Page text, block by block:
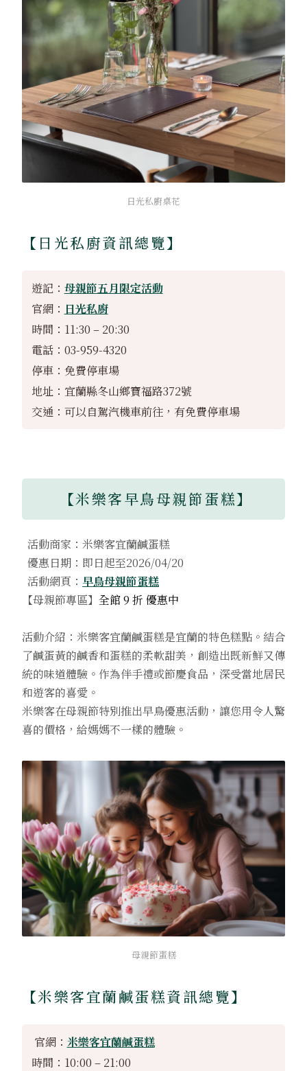
日光私廚桌花
【日光私廚資訊總覽】
遊記： 母親節五月限定活動
官網： 日光私廚
時間：11:30 – 20:30
電話：03-959-4320
停車：免費停車場
地址：宜蘭縣冬山鄉寶福路372號
交通：可以自駕汽機車前往，有免費停車場
【米樂客早鳥母親節蛋糕】
活動商家：米樂客宜蘭鹹蛋糕
優惠日期：即日起至2026/04/20
活動網頁： 早鳥母親節蛋糕
【母親節專區】 全館 9 折 優惠中
活動介紹：米樂客宜蘭鹹蛋糕是宜蘭的特色糕點。結合
了鹹蛋黃的鹹香和蛋糕的柔軟甜美，創造出既新鮮又傳
統的味道體驗。作為伴手禮或節慶食品，深受當地居民
和遊客的喜愛。
米樂客在母親節特別推出早鳥優惠活動，讓您用令人驚
喜的價格，給媽媽不一樣的體驗。
母親節蛋糕
【米樂客宜蘭鹹蛋糕資訊總覽】
官網： 米樂客宜蘭鹹蛋糕
時間：10:00 – 21:00